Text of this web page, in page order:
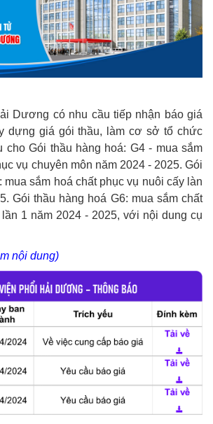
Dương có nhu cầu tiếp nhận báo giá
dựng giá gói thầu, làm cơ sở tổ chức
cho Gói thầu hàng hoá: G4 - mua sắm
vụ chuyên môn năm 2024 - 2025. Gói
mua sắm hoá chất phục vụ nuôi cấy làn
Gói thầu hàng hoá G6: mua sắm chất
1 năm 2024 - 2025, với nội dung cụ
nội dung)